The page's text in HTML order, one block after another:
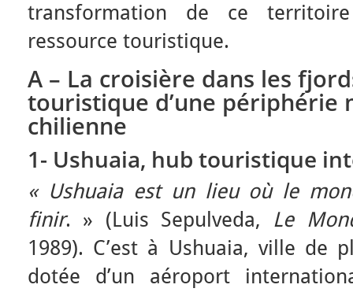
transformation de ce
ressource touristique.
A – La croisière dans les
touristique d’une
chilienne
1- Ushuaia, hub touristique
« Ushuaia est un lieu où le
finir. » (Luis Sepulveda, Le
1989). C’est à Ushuaia, ville de
dotée d’un aéroport